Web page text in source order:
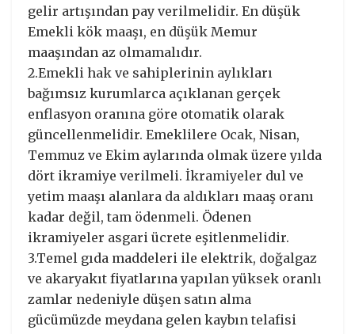
gelir artışından pay verilmelidir. En düşük
Emekli kök maaşı, en düşük Memur
maaşından az olmamalıdır.
2.Emekli hak ve sahiplerinin aylıkları
bağımsız kurumlarca açıklanan gerçek
enflasyon oranına göre otomatik olarak
güncellenmelidir. Emeklilere Ocak, Nisan,
Temmuz ve Ekim aylarında olmak üzere yılda
dört ikramiye verilmeli. İkramiyeler dul ve
yetim maaşı alanlara da aldıkları maaş oranı
kadar değil, tam ödenmeli. Ödenen
ikramiyeler asgari ücrete eşitlenmelidir.
3.Temel gıda maddeleri ile elektrik, doğalgaz
ve akaryakıt fiyatlarına yapılan yüksek oranlı
zamlar nedeniyle düşen satın alma
gücümüzde meydana gelen kaybın telafisi